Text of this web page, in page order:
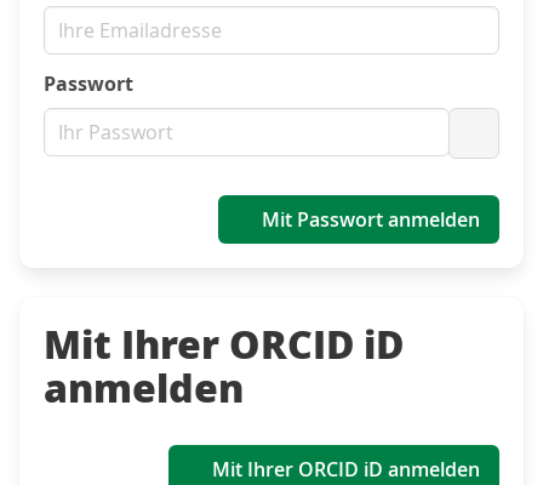
Passwort
Mit Passwort anmelden
Mit Ihrer ORCID iD
anmelden
Mit Ihrer ORCID iD anmelden